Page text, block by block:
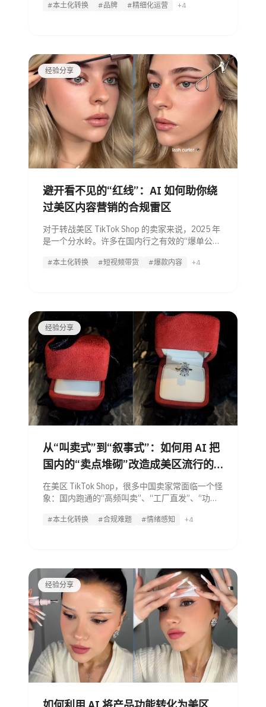
片空白，或者充斥着机械化的“Thank you for your
#本土化转换 #品牌 #精细化运营 +4
经验分享
避开看不见的“红线”：AI 如何助你绕
过美区内容营销的合规雷区
对于转战美区 TikTok Shop 的卖家来说，2025 年
是一个分水岭。许多在国内行之有效的“爆单公
——正在成为封号、限流、甚至扣压货款的导火
#本土化转换 #短视频带货 #爆款内容 +4
经验分享
从“叫卖式”到“叙事式”：如何用 AI 把
国内的“卖点堆砌”改造成美区流行的
POV 故事？
在美区 TikTok Shop，很多中国卖家常面临一个怪
象：国内跑通的“高频叫卖”、“工厂直发”、“功能
举报限流。 但在同一时间，一条看似随手拍的、
#本土化转换 #合规难题 #情绪感知 +4
经验分享